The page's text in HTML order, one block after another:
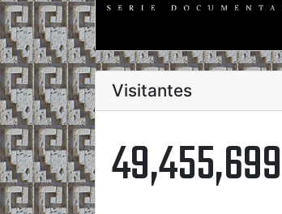
Visitantes
49,455,699